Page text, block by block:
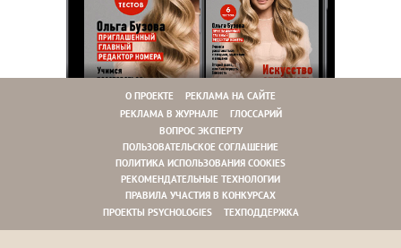
О ПРОЕКТЕ
РЕКЛАМА НА САЙТЕ
РЕКЛАМА В ЖУРНАЛЕ
ГЛОССАРИЙ
ВОПРОС ЭКСПЕРТУ
ПОЛЬЗОВАТЕЛЬСКОЕ СОГЛАШЕНИЕ
ПОЛИТИКА ИСПОЛЬЗОВАНИЯ COOKIES
РЕКОМЕНДАТЕЛЬНЫЕ ТЕХНОЛОГИИ
ПРАВИЛА УЧАСТИЯ В КОНКУРСАХ
ПРОЕКТЫ PSYCHOLOGIES
ТЕХПОДДЕРЖКА